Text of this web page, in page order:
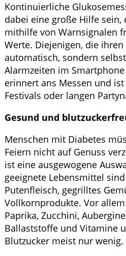
Kontinuierliche
dabei eine große Hilfe
mithilfe von Warnsignalen
Werte. Diejenigen, die
automatisch, sondern
Alarmzeiten im
erinnert ans Messen und
Festivals oder langen
Gesund und
Menschen mit Diabetes
Feiern nicht auf Genuss
ist eine ausgewogene
geeignete Lebensmittel
Putenfleisch, gegrilltes
Vollkornprodukte. Vor
Paprika, Zucchini,
Ballaststoffe und Vitamine
Blutzucker meist nur wenig.